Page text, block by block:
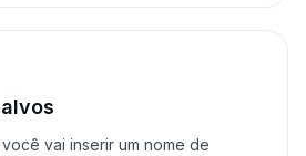
vai inserir um nome de